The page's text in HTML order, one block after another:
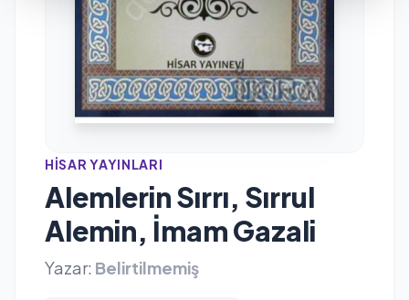
HISAR YAYINLARI
Alemlerin Sırrı, Sırrul
Alemin, İmam Gazali
Yazar: Belirtilmemiş